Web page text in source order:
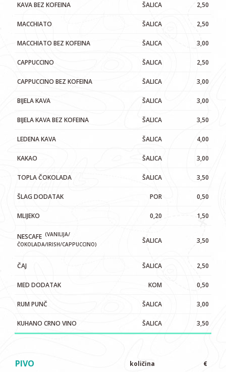
KAVA BEZ KOFEINA ŠALICA 2,50
MACCHIATO ŠALICA 2,50
MACCHIATO BEZ KOFEINA ŠALICA 3,00
CAPPUCCINO ŠALICA 2,50
CAPPUCCINO BEZ KOFEINA ŠALICA 3,00
BIJELA KAVA ŠALICA 3,00
BIJELA KAVA BEZ KOFEINA ŠALICA 3,50
LEDENA KAVA ŠALICA 4,00
KAKAO ŠALICA 3,00
TOPLA ČOKOLADA ŠALICA 3,50
ŠLAG DODATAK POR 0,50
MLIJEKO 0,20 1,50
NESCAFE (VANILIJA/
ČOKOLADA/IRISH/CAPPUCCINO)
ŠALICA 3,50
ČAJ ŠALICA 2,50
MED DODATAK KOM 0,50
RUM PUNČ ŠALICA 3,00
KUHANO CRNO VINO ŠALICA 3,50
PIVO količina €